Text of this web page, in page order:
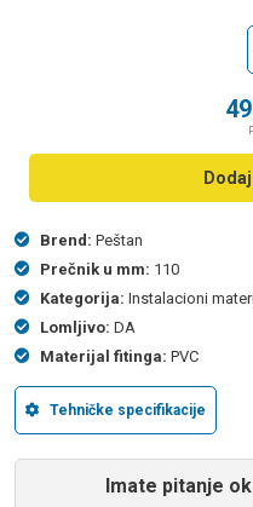
Brend: Peštan
Prečnik u mm: 110
Kategorija: Instalacioni
Lomljivo: DA
Materijal fitinga: PVC
Tehničke specifikacije
Imate pitanje